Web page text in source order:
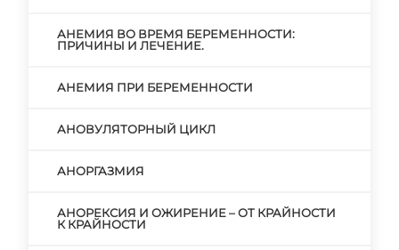
АНЕМИЯ ВО ВРЕМЯ БЕРЕМЕННОСТИ:
ПРИЧИНЫ И ЛЕЧЕНИЕ.
АНЕМИЯ ПРИ БЕРЕМЕННОСТИ
АНОВУЛЯТОРНЫЙ ЦИКЛ
АНОРГАЗМИЯ
АНОРЕКСИЯ И ОЖИРЕНИЕ – ОТ КРАЙНОСТИ
К КРАЙНОСТИ